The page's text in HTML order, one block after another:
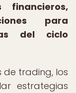
para
del ciclo
de trading, los
estrategias